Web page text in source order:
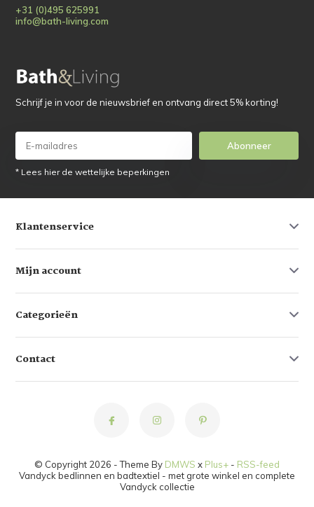
+31 (0)495 625991
info@bath-living.com
Schrijf je in voor de nieuwsbrief en ontvang direct 5% korting!
Abonneer
* Lees hier de wettelijke beperkingen
Klantenservice
Mijn account
Categorieën
Contact
© Copyright 2026 - Theme By DMWS x Plus+ - RSS-feed
Vandyck bedlinnen en badtextiel - met grote winkel en complete
Vandyck collectie